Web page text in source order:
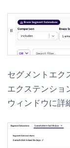
セグメントエク
エクステンショ
ウィンドウに詳